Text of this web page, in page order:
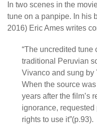
In two scenes in the
tune on a panpipe. In his
2016) Eric Ames writes
“The uncredited tune
traditional Peruvian
Vivanco and sung by
When the source
years after the film’s
ignorance,
rights to use it”(p.93).